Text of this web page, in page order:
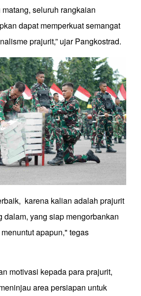
seluruh rangkaian
dapat memperkuat semangat
prajurit,” ujar Pangkostrad.
karena kalian adalah prajurit
dalam, yang siap mengorbankan
apapun," tegas
motivasi kepada para prajurit,
area persiapan untuk